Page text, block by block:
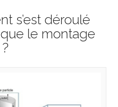
s’est déroulé
le montage